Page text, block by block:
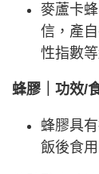
麥蘆卡
信，產
性指數等
蜂膠｜功效/
蜂膠具
飯後食用